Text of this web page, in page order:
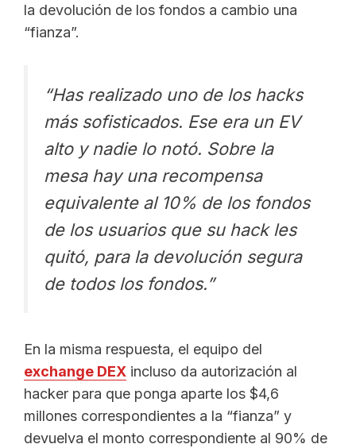
la devolución de los fondos a cambio una
“fianza”.
“Has realizado uno de los hacks
más sofisticados. Ese era un EV
alto y nadie lo notó. Sobre la
mesa hay una recompensa
equivalente al 10% de los fondos
de los usuarios que su hack les
quitó, para la devolución segura
de todos los fondos.”
En la misma respuesta, el equipo del
exchange DEX incluso da autorización al
hacker para que ponga aparte los $4,6
millones correspondientes a la “fianza” y
devuelva el monto correspondiente al 90% de